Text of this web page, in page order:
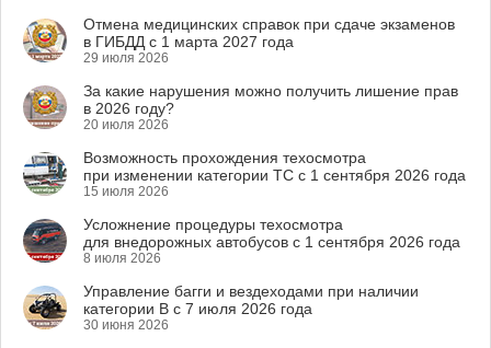
Отмена медицинских справок при сдаче экзаменов
в ГИБДД с 1 марта 2027 года
29 июля 2026
За какие нарушения можно получить лишение прав
в 2026 году?
20 июля 2026
Возможность прохождения техосмотра
при изменении категории ТС с 1 сентября 2026 года
15 июля 2026
Усложнение процедуры техосмотра
для внедорожных автобусов с 1 сентября 2026 года
8 июля 2026
Управление багги и вездеходами при наличии
категории B с 7 июля 2026 года
30 июня 2026